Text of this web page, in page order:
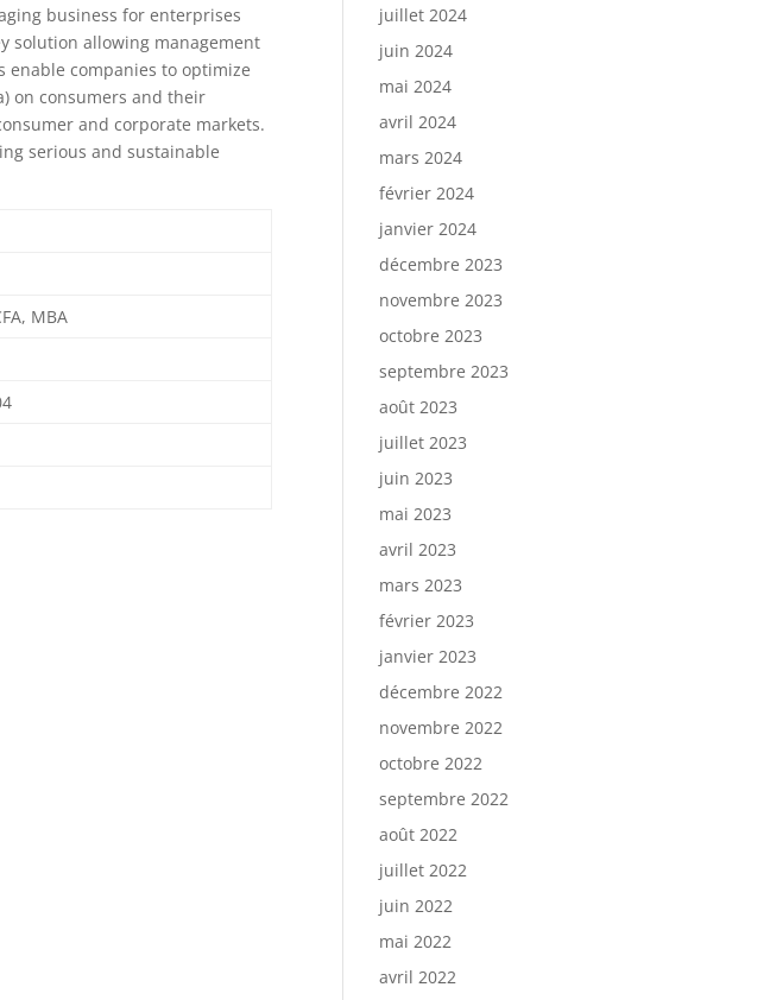
business for enterprises
solution allowing management
enable companies to optimize
on consumers and their
and corporate markets.
serious and sustainable
MBA
juillet 2024
juin 2024
mai 2024
avril 2024
mars 2024
février 2024
janvier 2024
décembre 2023
novembre 2023
octobre 2023
septembre 2023
août 2023
juillet 2023
juin 2023
mai 2023
avril 2023
mars 2023
février 2023
janvier 2023
décembre 2022
novembre 2022
octobre 2022
septembre 2022
août 2022
juillet 2022
juin 2022
mai 2022
avril 2022